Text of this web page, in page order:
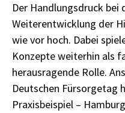
Der Handlungsdruck bei
Weiterentwicklung der
wie vor hoch. Dabei
Konzepte weiterhin als
herausragende Rolle.
Deutschen Fürsorgetag
Praxisbeispiel –